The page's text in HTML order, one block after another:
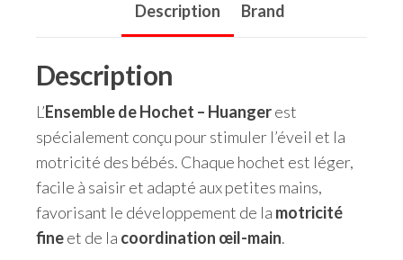
Description Brand
Description
L’Ensemble de Hochet – Huangerest
spécialement conçu pour stimuler l’éveil et la
motricité des bébés. Chaque hochet est léger,
facile à saisir et adapté aux petites mains,
favorisant le développement de la motricité
fineet de la coordination œil-main.